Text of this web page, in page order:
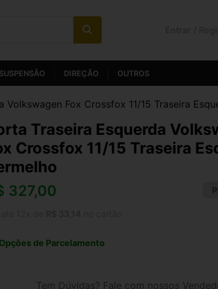
SUSPENSÃO DIREÇÃO OUTROS
Volkswagen Fox Crossfox 11/15 Traseira
Traseira Esquerda
Crossfox 11/15 Traseira
327,00
Opções de Parcelamento
Tem Dúvidas? Fale com nossos